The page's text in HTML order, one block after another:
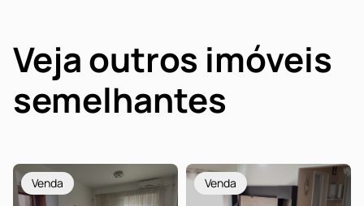
Veja outros imóveis
semelhantes
Venda Venda